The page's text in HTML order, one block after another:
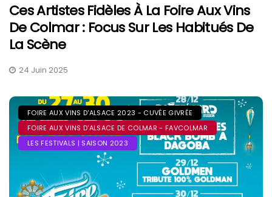
Ces Artistes Fidèles À La Foire Aux Vins
De Colmar : Focus Sur Les Habitués De
La Scène
24 Juin 2025
FOIRE AUX VINS D'ALSACE 2023 - CUVÉE GIVRÉE
FOIRE AUX VINS D'ALSACE DE COLMAR - FAVCOLMAR
LES FESTIVALS | SAISON 2023